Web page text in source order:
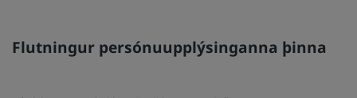
Flutningur persónuupplýsinganna þinna